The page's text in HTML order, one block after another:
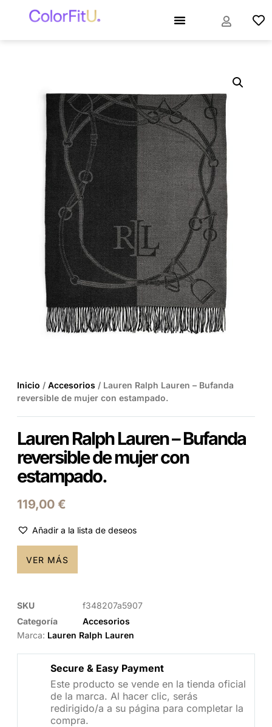
Inicio / Accesorios / Lauren Ralph Lauren – Bufanda
reversible de mujer con estampado.
Lauren Ralph Lauren – Bufanda
reversible de mujer con
estampado.
119,00 €
Añadir a la lista de deseos
VER MÁS
SKU
f348207a5907
Categoría
Accesorios
Marca: Lauren Ralph Lauren
Secure & Easy Payment
Este producto se vende en la tienda oficial
de la marca. Al hacer clic, serás
redirigido/a a su página para completar la
compra.